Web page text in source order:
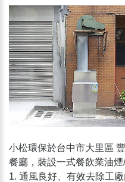
小松環保於台中市大里區
餐廳，裝設一式餐飲業油
1. 通風良好、有效去除工廠